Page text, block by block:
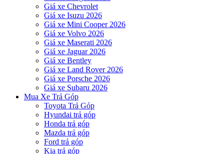
Giá xe Chevrolet
Giá xe Isuzu 2026
Giá xe Mini Cooper 2026
Giá xe Volvo 2026
Giá xe Maserati 2026
Giá xe Jaguar 2026
Giá xe Bentley
Giá xe Land Rover 2026
Giá xe Porsche 2026
Giá xe Subaru 2026
Mua Xe Trả Góp
Toyota Trả Góp
Hyundai trả góp
Honda trả góp
Mazda trả góp
Ford trả góp
Kia trả góp